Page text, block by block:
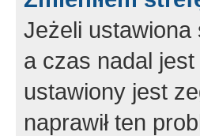
Jeżeli
a czas nadal
ustawiony jest
naprawił ten